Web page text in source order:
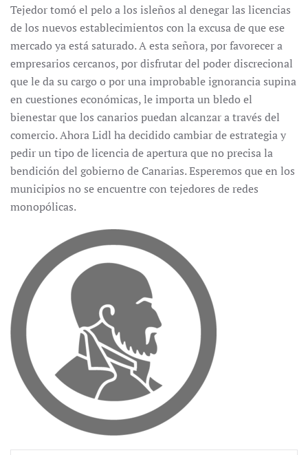
Tejedor tomó el pelo a los isleños al denegar las licencias
de los nuevos establecimientos con la excusa de que ese
mercado ya está saturado. A esta señora, por favorecer a
empresarios cercanos, por disfrutar del poder discrecional
que le da su cargo o por una improbable ignorancia supina
en cuestiones económicas, le importa un bledo el
bienestar que los canarios puedan alcanzar a través del
comercio. Ahora Lidl ha decidido cambiar de estrategia y
pedir un tipo de licencia de apertura que no precisa la
bendición del gobierno de Canarias. Esperemos que en los
municipios no se encuentre con tejedores de redes
monopólicas.